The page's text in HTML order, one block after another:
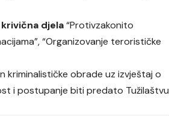
krivična djela“Protivzakonito
“Organizovanje terorističke
kriminalističke obrade uz izvještaj o
i postupanje biti predato Tužilaštvu